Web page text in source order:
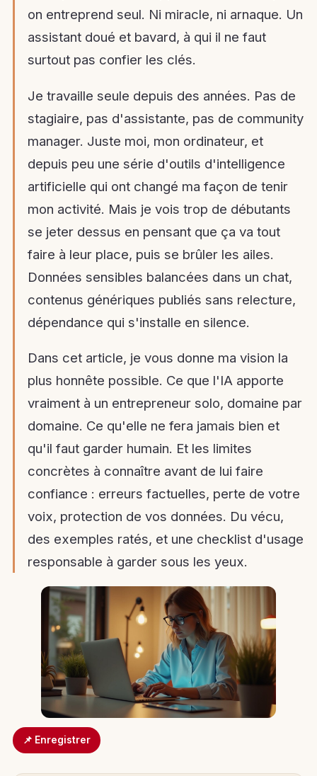
on entreprend seul. Ni miracle, ni arnaque. Un
assistant doué et bavard, à qui il ne faut
surtout pas confier les clés.
Je travaille seule depuis des années. Pas de
stagiaire, pas d'assistante, pas de community
manager. Juste moi, mon ordinateur, et
depuis peu une série d'outils d'intelligence
artificielle qui ont changé ma façon de tenir
mon activité. Mais je vois trop de débutants
se jeter dessus en pensant que ça va tout
faire à leur place, puis se brûler les ailes.
Données sensibles balancées dans un chat,
contenus génériques publiés sans relecture,
dépendance qui s'installe en silence.
Dans cet article, je vous donne ma vision la
plus honnête possible. Ce que l'IA apporte
vraiment à un entrepreneur solo, domaine par
domaine. Ce qu'elle ne fera jamais bien et
qu'il faut garder humain. Et les limites
concrètes à connaître avant de lui faire
confiance : erreurs factuelles, perte de votre
voix, protection de vos données. Du vécu,
des exemples ratés, et une checklist d'usage
responsable à garder sous les yeux.
📌 Enregistrer